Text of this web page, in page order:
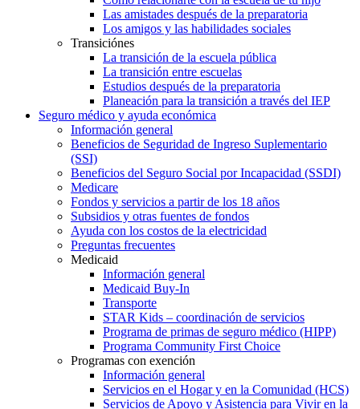
Las amistades después de la preparatoria
Los amigos y las habilidades sociales
Transiciónes
La transición de la escuela pública
La transición entre escuelas
Estudios después de la preparatoria
Planeación para la transición a través del IEP
Seguro médico y ayuda económica
Información general
Beneficios de Seguridad de Ingreso Suplementario
(SSI)
Beneficios del Seguro Social por Incapacidad (SSDI)
Medicare
Fondos y servicios a partir de los 18 años
Subsidios y otras fuentes de fondos
Ayuda con los costos de la electricidad
Preguntas frecuentes
Medicaid
Información general
Medicaid Buy-In
Transporte
STAR Kids – coordinación de servicios
Programa de primas de seguro médico (HIPP)
Programa Community First Choice
Programas con exención
Información general
Servicios en el Hogar y en la Comunidad (HCS)
Servicios de Apoyo y Asistencia para Vivir en la